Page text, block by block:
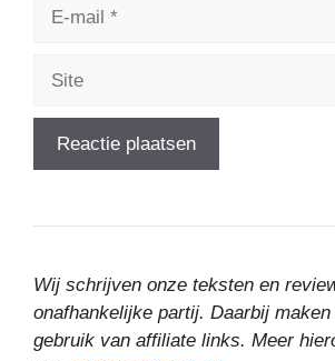
Wij schrijven onze teksten en
onafhankelijke partij. Daarbij
gebruik van affiliate links. Meer